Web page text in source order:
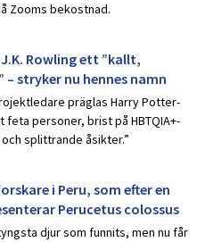
Zooms bekostnad.
Rowling ett ”kallt,
stryker nu hennes namn
präglas Harry Potter-
personer, brist på HBTQIA+-
splittrande åsikter.”
i Peru, som efter en
Perucetus colossus
djur som funnits, men nu får